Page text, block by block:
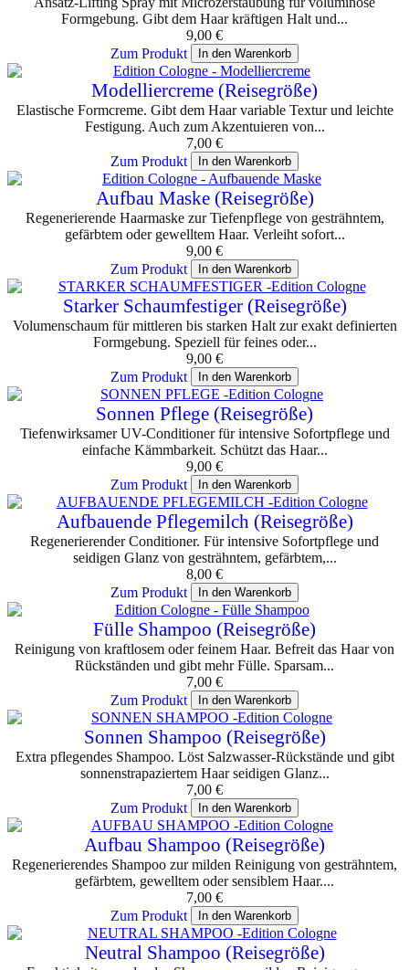
Formgebung. Gibt dem Haar kräftigen Halt und...
9,00 €
Zum Produkt
In den Warenkorb
Modelliercreme (Reisegröße)
Elastische Formcreme. Gibt dem Haar variable Textur und leichte
Festigung. Auch zum Akzentuieren von...
7,00 €
Zum Produkt
In den Warenkorb
Aufbau Maske (Reisegröße)
Regenerierende Haarmaske zur Tiefenpflege von gesträhntem,
gefärbtem oder gewelltem Haar. Verleiht sofort...
9,00 €
Zum Produkt
In den Warenkorb
Starker Schaumfestiger (Reisegröße)
Volumenschaum für mittleren bis starken Halt zur exakt definierten
Formgebung. Speziell für feines oder...
9,00 €
Zum Produkt
In den Warenkorb
Sonnen Pflege (Reisegröße)
Tiefenwirksamer UV-Conditioner für intensive Sofortpflege und
einfache Kämmbarkeit. Schützt das Haar...
9,00 €
Zum Produkt
In den Warenkorb
Aufbauende Pflegemilch (Reisegröße)
Regenerierender Conditioner. Für intensive Sofortpflege und
seidigen Glanz von gesträhntem, gefärbtem,...
8,00 €
Zum Produkt
In den Warenkorb
Fülle Shampoo (Reisegröße)
Reinigung von kraftlosem oder feinem Haar. Befreit das Haar von
Rückständen und gibt mehr Fülle. Sparsam...
7,00 €
Zum Produkt
In den Warenkorb
Sonnen Shampoo (Reisegröße)
Extra pflegendes Shampoo. Löst Salzwasser-Rückstände und gibt
sonnenstrapaziertem Haar seidigen Glanz...
7,00 €
Zum Produkt
In den Warenkorb
Aufbau Shampoo (Reisegröße)
Regenerierendes Shampoo zur milden Reinigung von gesträhntem,
gefärbtem, gewelltem oder sensiblem Haar....
7,00 €
Zum Produkt
In den Warenkorb
Neutral Shampoo (Reisegröße)